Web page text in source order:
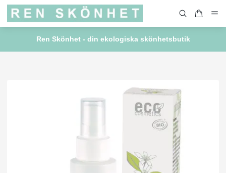
Ren Skönhet - din ekologiska skönhetsbutik